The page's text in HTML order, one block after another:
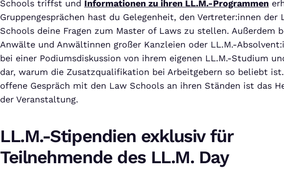
Schools triffst und Informationen zu ihren LL.M.-Programmen
Gruppengesprächen hast du Gelegenheit, den Vertreter:innen der
Schools deine Fragen zum Master of Laws zu stellen. Außerdem
Anwälte und Anwältinnen großer Kanzleien oder LL.M.-
bei einer Podiumsdiskussion von ihrem eigenen LL.M.-Studium
dar, warum die Zusatzqualifikation bei Arbeitgebern so beliebt
offene Gespräch mit den Law Schools an ihren Ständen ist das
der Veranstaltung.
LL.M.-Stipendien exklusiv für
Teilnehmende des LL.M. Day